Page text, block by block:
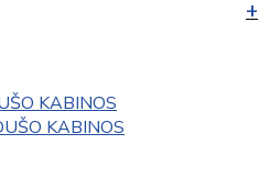
KABINOS
KABINOS